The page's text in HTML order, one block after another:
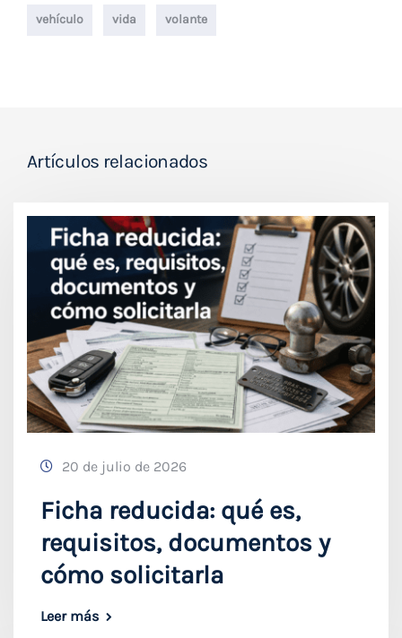
vehículo vida volante
Artículos relacionados
20 de julio de 2026
Ficha reducida: qué es,
requisitos, documentos y
cómo solicitarla
Leer más